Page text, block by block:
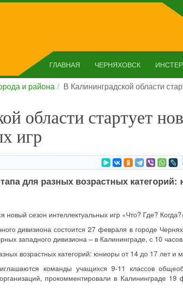
ГЛАВНАЯ ЧЕРНЯХОВСК
и района В Калининградской области
области стартует
игр
для разных возрастных
новый сезон интеллектуальных игр «Что? Где?
дивизиона состоится 27 февраля в городе
западного дивизиона – в Калининграде, с 10
возрастных категорий: юниоры от 14 до 17 лет и
команды учащихся 9-11 классов
прокомментировали в Калининграде 19